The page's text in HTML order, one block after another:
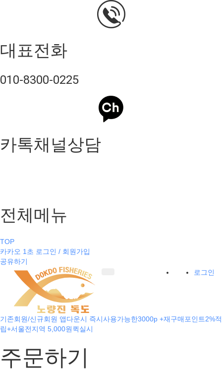
대표전화
010-8300-0225
카톡채널상담
전체메뉴
TOP
카카오 1초 로그인 / 회원가입
공유하기
로그인
기존회원/신규회원 앱다운시 즉시사용가능한3000p +재구매포인트2%적
립+서울전지역 5,000원퀵실시
주문하기